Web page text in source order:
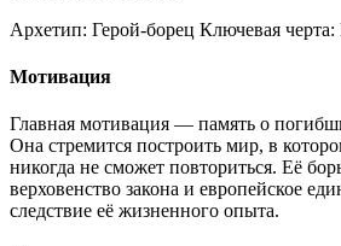
Архетип: Герой-борец Ключевая черта:
Мотивация
Главная мотивация — память о
Она стремится построить мир, в
никогда не сможет повториться. Её
верховенство закона и европейское
следствие её жизненного опыта.